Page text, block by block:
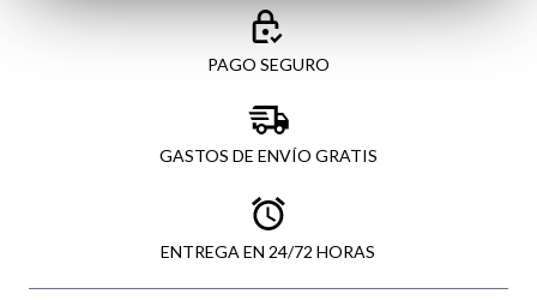
PAGO SEGURO
GASTOS DE ENVÍO GRATIS
ENTREGA EN 24/72 HORAS